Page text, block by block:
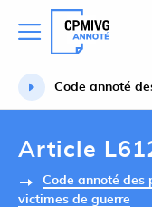
Code annoté
Article
Code annoté des
victimes de guerre